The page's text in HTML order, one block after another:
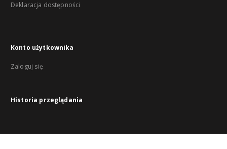
Deklaracja dostępności
Konto użytkownika
Zaloguj się
Historia przeglądania